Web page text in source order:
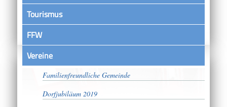
Tourismus
FFW
VereineBürgerschaftliches Engagement
Familienfreundliche Gemeinde
Dorfjubiläum 2019